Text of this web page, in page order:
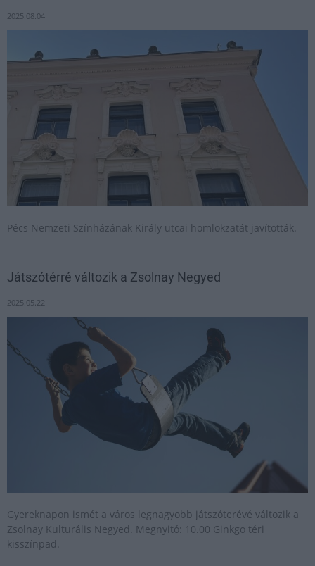
2025.08.04
Pécs Nemzeti Színházának Király utcai homlokzatát javították.
Játszótérré változik a Zsolnay Negyed
2025.05.22
Gyereknapon ismét a város legnagyobb játszóterévé változik a
Zsolnay Kulturális Negyed. Megnyitó: 10.00 Ginkgo téri
kisszínpad.